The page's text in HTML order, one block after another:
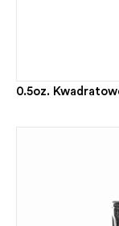
0.5oz.